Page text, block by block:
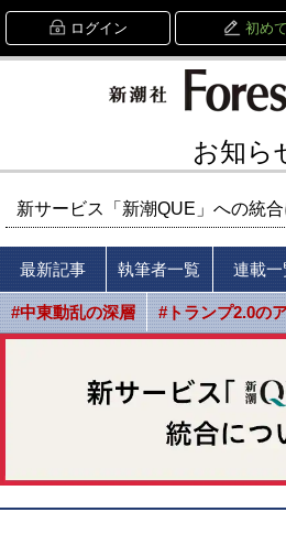
ログイン 初め
お知ら
新サービス「新潮QUE」への統
最新記事 執筆者一覧 連載一
#中東動乱の深層 #トランプ2.0の